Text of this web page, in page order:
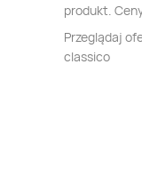
produkt.
Przeglądaj
classico